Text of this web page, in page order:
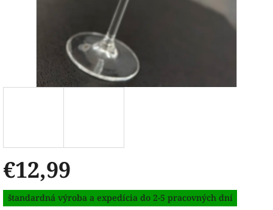
€12,99
Jednotková
cena:
štandardná výroba a expedícia do 2-5 pracovných dní